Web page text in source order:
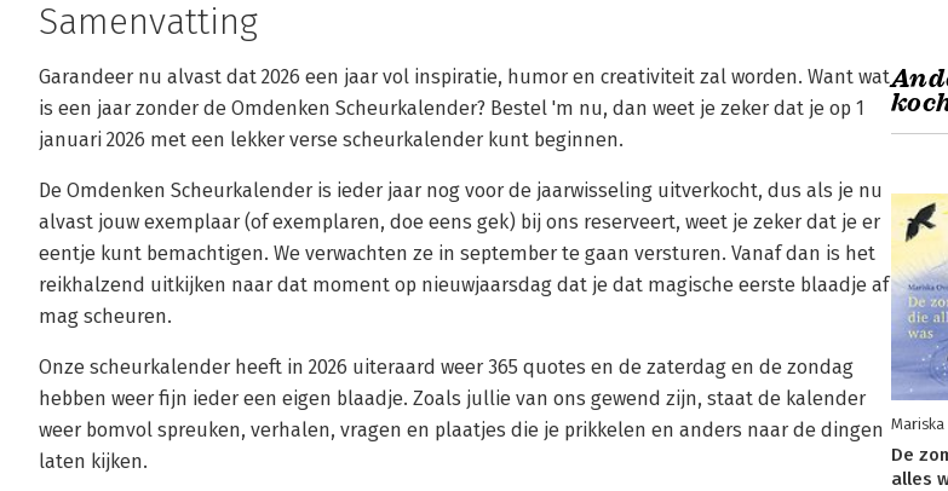
Samenvatting
Garandeer nu alvast dat 2026 een jaar vol inspiratie, humor en creativiteit zal worden. Want wat
is een jaar zonder de Omdenken Scheurkalender? Bestel 'm nu, dan weet je zeker dat je op 1
januari 2026 met een lekker verse scheurkalender kunt beginnen.
De Omdenken Scheurkalender is ieder jaar nog voor de jaarwisseling uitverkocht, dus als je nu
alvast jouw exemplaar (of exemplaren, doe eens gek) bij ons reserveert, weet je zeker dat je er
eentje kunt bemachtigen. We verwachten ze in september te gaan versturen. Vanaf dan is het
reikhalzend uitkijken naar dat moment op nieuwjaarsdag dat je dat magische eerste blaadje af
mag scheuren.
Onze scheurkalender heeft in 2026 uiteraard weer 365 quotes en de zaterdag en de zondag
hebben weer fijn ieder een eigen blaadje. Zoals jullie van ons gewend zijn, staat de kalender
weer bomvol spreuken, verhalen, vragen en plaatjes die je prikkelen en anders naar de dingen
laten kijken.
De
alles